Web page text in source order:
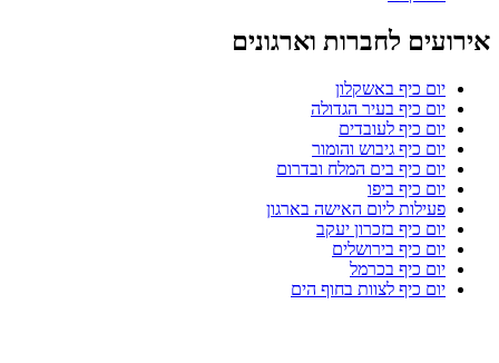
אירועים לחברות וארגונים
יום כיף באשקלון
יום כיף בעיר הגדולה
יום כיף לעובדים
יום כיף גיבוש והומור
יום כיף בים המלח ובדרום
יום כיף ביפו
פעילות ליום האישה בארגון
יום כיף בזכרון יעקב
יום כיף בירושלים
יום כיף בכרמל
יום כיף לצוות בחוף הים